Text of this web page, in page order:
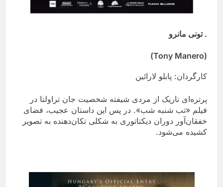
. تونی مانرو
(Tony Manero)
کارگردان: پابلو لارائین
پرتره‌ای تاریک از مردی شیفته شخصیت جان تراولتا در
فیلم «تب شنبه شب». در پس این داستان عجیب، فضای
خفقان‌آور دوران دیکتاتوری به شکلی تکان‌دهنده به تصویر
کشیده می‌شود.